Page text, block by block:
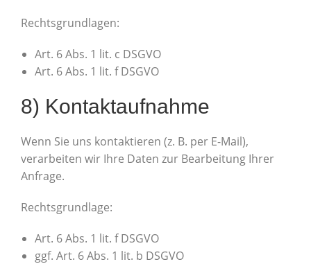
Rechtsgrundlagen:
Art. 6 Abs. 1 lit. c DSGVO
Art. 6 Abs. 1 lit. f DSGVO
8) Kontaktaufnahme
Wenn Sie uns kontaktieren (z. B. per E-Mail),
verarbeiten wir Ihre Daten zur Bearbeitung Ihrer
Anfrage.
Rechtsgrundlage:
Art. 6 Abs. 1 lit. f DSGVO
ggf. Art. 6 Abs. 1 lit. b DSGVO